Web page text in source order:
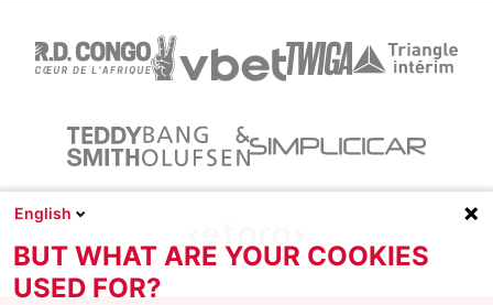
English
BUT WHAT ARE YOUR COOKIES
USED FOR?